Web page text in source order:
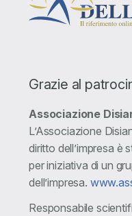
Grazie al
Associazione
L’Associazione
diritto dell’impresa è
per iniziativa di un
dell’impresa.
Responsabile